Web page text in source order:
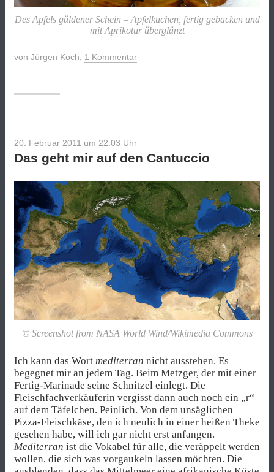
Des Apfels güldener Schein – Apfelkuchen, fertig gebacken und
mit Aprikotur überglänzt
von Jürgen Koch 1 Kommentar
20. Februar 2011 um 22:03 Uhr
Das geht mir auf den Cantuccio
© Screenshot from NASA World Wind/Wikimedia Commons
Ich kann das Wort mediterran nicht ausstehen. Es
begegnet mir an jedem Tag. Beim Metzger, der mit einer
Fertig-Marinade seine Schnitzel einlegt. Die
Fleischfachverkäuferin vergisst dann auch noch ein „r“
auf dem Täfelchen. Peinlich. Von dem unsäglichen
Pizza-Fleischkäse, den ich neulich in einer heißen Theke
gesehen habe, will ich gar nicht erst anfangen.
Mediterran ist die Vokabel für alle, die veräppelt werden
wollen, die sich was vorgaukeln lassen möchten. Die